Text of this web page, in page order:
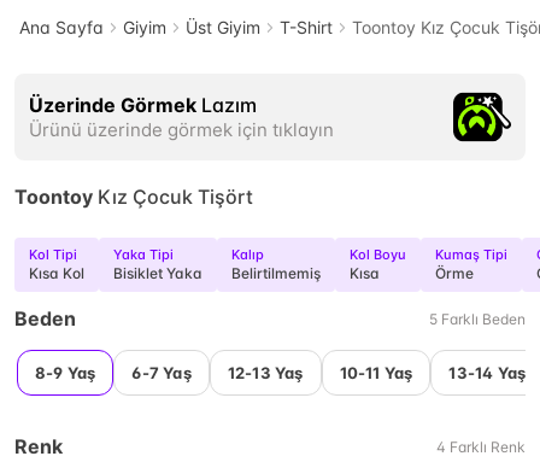
Ana Sayfa Giyim Üst Giyim T-Shirt Toontoy Kız Çocuk
Üzerinde Görmek Lazım
Ürünü üzerinde görmek için tıklayın
Toontoy Kız Çocuk Tişört
Kol Tipi
Kısa Kol
Yaka Tipi
Bisiklet Yaka
Kalıp
Belirtilmemiş
Kol Boyu
Kısa
Kumaş Tipi
Örme
Beden 5 Farklı Beden
8-9 Yaş 6-7 Yaş 12-13 Yaş 10-11 Yaş 13-14 Yaş
Renk 4 Farklı Renk